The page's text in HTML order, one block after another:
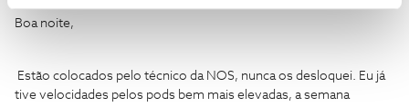
Boa noite,
Estão colocados pelo técnico da NOS, nunca os desloquei. Eu já
tive velocidades pelos pods bem mais elevadas, a semana